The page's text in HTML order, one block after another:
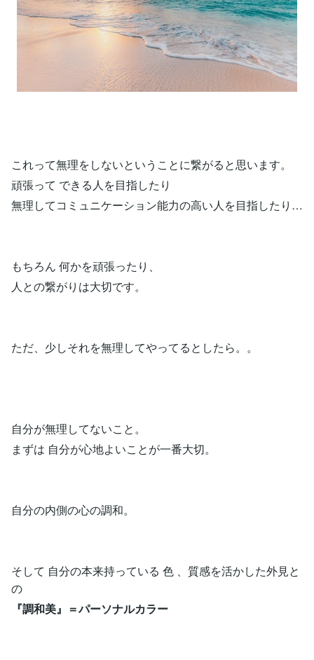
これって無理をしないということに繋がると思います。
頑張って できる人を目指したり
無理してコミュニケーション能力の高い人を目指したり…
もちろん 何かを頑張ったり、
人との繋がりは大切です。
ただ、少しそれを無理してやってるとしたら。。
自分が無理してないこと。
まずは 自分が心地よいことが一番大切。
自分の内側の心の調和。
そして 自分の本来持っている 色 、質感を活かした外見と
の
『調和美』＝パーソナルカラー